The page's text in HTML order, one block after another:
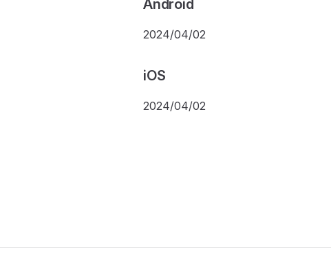
Android
2024/04/02
iOS
2024/04/02